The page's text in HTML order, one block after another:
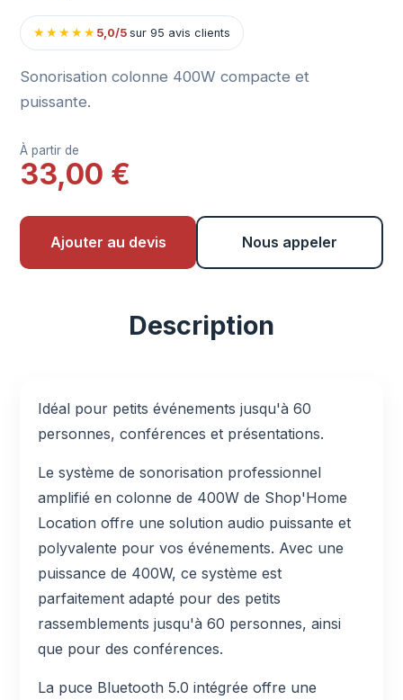
★★★★★ 5,0/5sur 95 avis clients
Sonorisation colonne 400W compacte et
puissante.
À partir de
33,00 €
Ajouter au devis Nous appeler
Description
Idéal pour petits événements jusqu'à 60
personnes, conférences et présentations.
Le système de sonorisation professionnel
amplifié en colonne de 400W de Shop'Home
Location offre une solution audio puissante et
polyvalente pour vos événements. Avec une
puissance de 400W, ce système est
parfaitement adapté pour des petits
rassemblements jusqu'à 60 personnes, ainsi
que pour des conférences.
La puce Bluetooth 5.0 intégrée offre une